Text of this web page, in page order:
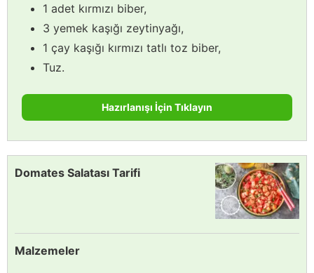
1 adet kırmızı biber,
3 yemek kaşığı zeytinyağı,
1 çay kaşığı kırmızı tatlı toz biber,
Tuz.
Hazırlanışı İçin Tıklayın
Domates Salatası Tarifi
Malzemeler